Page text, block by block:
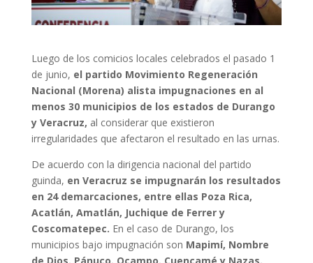
Luego de los comicios locales celebrados el pasado 1
de junio, el partido Movimiento Regeneración
Nacional (Morena) alista impugnaciones en al
menos 30 municipios de los estados de Durango
y Veracruz, al considerar que existieron
irregularidades que afectaron el resultado en las urnas.
De acuerdo con la dirigencia nacional del partido
guinda, en Veracruz se impugnarán los resultados
en 24 demarcaciones, entre ellas Poza Rica,
Acatlán, Amatlán, Juchique de Ferrer y
Coscomatepec. En el caso de Durango, los
municipios bajo impugnación son Mapimí, Nombre